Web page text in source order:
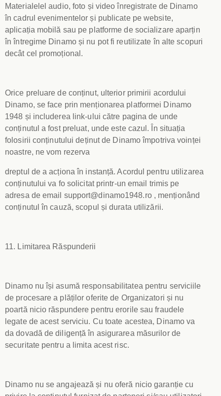
Materialelel audio, foto și video înregistrate de Dinamo
în cadrul evenimentelor și publicate pe website,
aplicația mobilă sau pe platforme de socializare aparțin
în întregime Dinamo și nu pot fi reutilizate în alte scopuri
decât cel promoțional.
Orice preluare de conținut, ulterior primirii acordului
Dinamo, se face prin menționarea platformei Dinamo
1948 și includerea link-ului către pagina de unde
conținutul a fost preluat, unde este cazul. În situația
folosirii conținutului deținut de Dinamo împotriva voinței
noastre, ne vom rezerva
dreptul de a acționa în instanță. Acordul pentru utilizarea
conținutului va fo solicitat printr-un email trimis pe
adresa de email support@dinamo1948.ro, menționând
conținutul în cauză, scopul și durata utilizării.
11. Limitarea Răspunderii
Dinamo nu își asumă responsabilitatea pentru serviciile
de procesare a plăților oferite de Organizatori și nu
poartă nicio răspundere pentru erorile sau fraudele
legate de acest serviciu. Cu toate acestea, Dinamo va
da dovadă de diligență în asigurarea măsurilor de
securitate pentru a limita acest risc.
Dinamo nu se angajează și nu oferă nicio garanție cu